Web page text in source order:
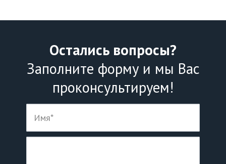
Остались вопросы?
Заполните форму и мы Вас
проконсультируем!